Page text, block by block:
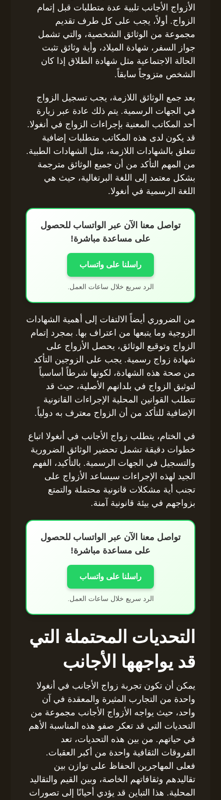
الأزواج الأجانب تلبية عدة متطلبات قبل إتمام
الزواج. أولاً، يجب على كل طرف تقديم
مجموعة من الوثائق الشخصية، والتي تشمل
جواز السفر، شهادة الميلاد، وأية وثائق تثبت
الحالة الاجتماعية مثل شهادة الطلاق إذا كان
الشخص متزوجاً سابقاً.
بعد جمع الوثائق اللازمة، يجب تسجيل الزواج
في الجهات الرسمية. يتم ذلك عادة عبر زيارة
أحد المكاتب المعنية بإجراءات الزواج في أنغولا.
قد يكون لدى هذه المكاتب متطلبات إضافية
تتعلق بالشهادات اللازمة، مثل الشهادات الطبية.
من المهم التأكد من أن جميع الوثائق مترجمة
بشكل معتمد إلى اللغة البرتغالية، حيث هي
اللغة الرسمية في أنغولا.
تواصل معنا الآن عبر الواتساب للحصول
على مساعدة مباشرة!
راسلنا على واتساب
الرد سريع خلال ساعات العمل.
من الضروري أيضاً الالتفات إلى أهمية الشهادات
الزوجية وما يتبعها من اعتراف بها. بمجرد إتمام
الزواج وتوقيع الوثائق، يحصل الأزواج على
شهادة زواج رسمية. يجب على الزوجين التأكد
من صحة هذه الشهادة، لكونها شرطاً أساسياً
لتوثيق الزواج في بلدانهم الأصلية، حيث قد
تتطلب القوانين المحلية الإجراءات القانونية
الإضافية للتأكد من أن الزواج معترف به دولياً.
في الختام، يتطلب زواج الأجانب في أنغولا اتباع
خطوات دقيقة تشمل تحضير الوثائق الضرورية
والتسجيل في الجهات الرسمية. بالتأكيد، الفهم
الجيد لهذه الإجراءات سيساعد الأزواج على
تجنب أية مشكلات قانونية محتملة والتمتع
بزواجهم في بيئة قانونية آمنة.
تواصل معنا الآن عبر الواتساب للحصول
على مساعدة مباشرة!
راسلنا على واتساب
الرد سريع خلال ساعات العمل.
التحديات المحتملة التي
قد يواجهها الأجانب
يمكن أن تكون تجربة زواج الأجانب في أنغولا
واحدة من التجارب المثيرة والمعقدة في آن
واحد، حيث يواجه الأزواج الأجانب مجموعة من
التحديات التي قد تعكر صفو هذه المناسبة الأهم
في حياتهم. من بين هذه التحديات، تعد
الفروقات الثقافية واحدة من أكبر العقبات.
فعلى المهاجرين الحفاظ على توازن بين
تقاليدهم وثقافاتهم الخاصة، وبين القيم والتقاليد
المحلية. هذا التباين قد يؤدي أحيانًا إلى تصورات